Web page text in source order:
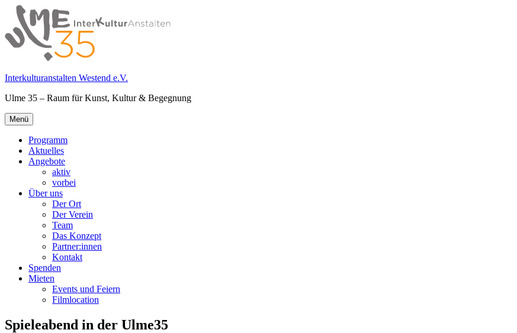
Springe
zum
Inhalt
Interkulturanstalten Westend e.V.
Ulme 35 – Raum für Kunst, Kultur & Begegnung
Primäres
Menü
Menü
Programm
Aktuelles
Angebote
aktiv
vorbei
Über uns
Der Ort
Der Verein
Team
Das Konzept
Partner:innen
Kontakt
Spenden
Mieten
Events und Feiern
Filmlocation
Spieleabend in der Ulme35